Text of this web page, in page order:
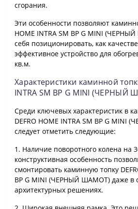
сгорания.
Эти особенности позволяют
HOME INTRA SM BP G MINI
себя позиционировать, как
эффективное устройство для
кв.м.
Характеристики каминной
INTRA SM BP G MINI (ЧЕРНЫЙ
Среди ключевых характеристик в
DEFRO HOME INTRA SM BP G
следует отметить следующие:
1. Наличие поворотного колена на
конструктивная особенность
смонтировать каминную топку
BP G MINI (ЧЕРНЫЙ ШАМОТ) даже в
архитектурных решениях.